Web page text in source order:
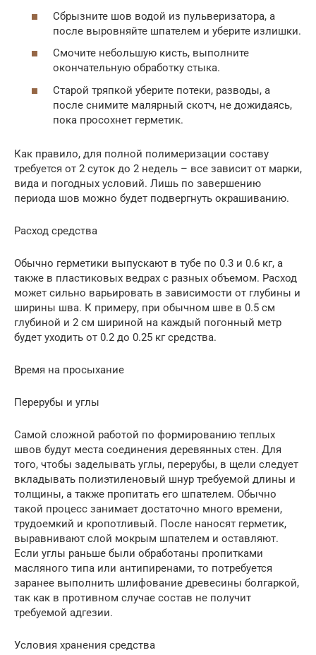
Сбрызните шов водой из пульверизатора, а
после выровняйте шпателем и уберите излишки.
Смочите небольшую кисть, выполните
окончательную обработку стыка.
Старой тряпкой уберите потеки, разводы, а
после снимите малярный скотч, не дожидаясь,
пока просохнет герметик.
Как правило, для полной полимеризации составу
требуется от 2 суток до 2 недель – все зависит от марки,
вида и погодных условий. Лишь по завершению
периода шов можно будет подвергнуть окрашиванию.
Расход средства
Обычно герметики выпускают в тубе по 0.3 и 0.6 кг, а
также в пластиковых ведрах с разных объемом. Расход
может сильно варьировать в зависимости от глубины и
ширины шва. К примеру, при обычном шве в 0.5 см
глубиной и 2 см шириной на каждый погонный метр
будет уходить от 0.2 до 0.25 кг средства.
Время на просыхание
Перерубы и углы
Самой сложной работой по формированию теплых
швов будут места соединения деревянных стен. Для
того, чтобы заделывать углы, перерубы, в щели следует
вкладывать полиэтиленовый шнур требуемой длины и
толщины, а также пропитать его шпателем. Обычно
такой процесс занимает достаточно много времени,
трудоемкий и кропотливый. После наносят герметик,
выравнивают слой мокрым шпателем и оставляют.
Если углы раньше были обработаны пропитками
масляного типа или антипиренами, то потребуется
заранее выполнить шлифование древесины болгаркой,
так как в противном случае состав не получит
требуемой адгезии.
Условия хранения средства